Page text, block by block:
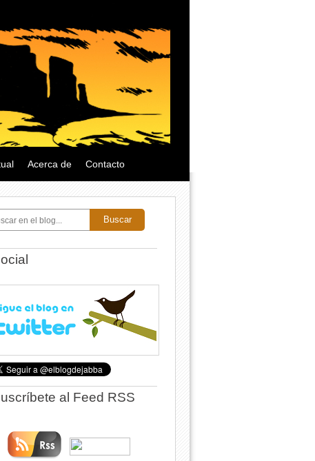
Acerca de Contacto
Buscar
al Feed RSS